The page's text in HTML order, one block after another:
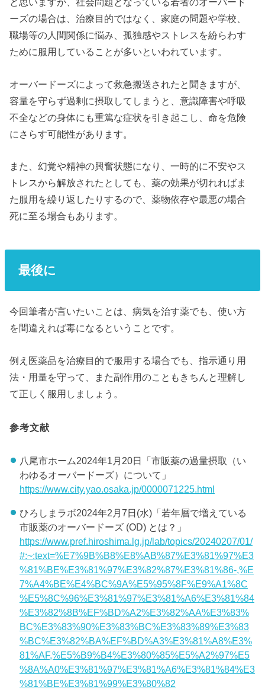
ーズの場合は、治療目的ではなく、家庭の問題や学校、
職場等の人間関係に悩み、孤独感やストレスを紛らわす
ために服用していることが多いといわれています。
オーバードーズによって救急搬送されたと聞きますが、
容量を守らず過剰に摂取してしまうと、意識障害や呼吸
不全などの身体にも重篤な症状を引き起こし、命を危険
にさらす可能性があります。
また、幻覚や精神の興奮状態になり、一時的に不安やス
トレスから解放されたとしても、薬の効果が切れればま
た服用を繰り返したりするので、薬物依存や最悪の場合
死に至る場合もあります。
最後に
今回筆者が言いたいことは、病気を治す薬でも、使い方
を間違えれば毒になるということです。
例え医薬品を治療目的で服用する場合でも、指示通り用
法・用量を守って、また副作用のこともきちんと理解し
て正しく服用しましょう。
参考文献
八尾市ホーム2024年1月20日「市販薬の過量摂取（い
わゆるオーバードーズ）について」
https://www.city.yao.osaka.jp/0000071225.html
ひろしまラボ2024年2月7日(水)「若年層で増えている
市販薬のオーバードーズ (OD) とは？」
https://www.pref.hiroshima.lg.jp/lab/topics/20240207/01/
#:~:text=%E7%9B%B8%E8%AB%87%E3%81%97%E3
%81%BE%E3%81%97%E3%82%87%E3%81%86-,%E
7%A4%BE%E4%BC%9A%E5%95%8F%E9%A1%8C
%E5%8C%96%E3%81%97%E3%81%A6%E3%81%84
%E3%82%8B%EF%BD%A2%E3%82%AA%E3%83%
BC%E3%83%90%E3%83%BC%E3%83%89%E3%83
%BC%E3%82%BA%EF%BD%A3%E3%81%A8%E3%
81%AF,%E5%B9%B4%E3%80%85%E5%A2%97%E5
%8A%A0%E3%81%97%E3%81%A6%E3%81%84%E3
%81%BE%E3%81%99%E3%80%82